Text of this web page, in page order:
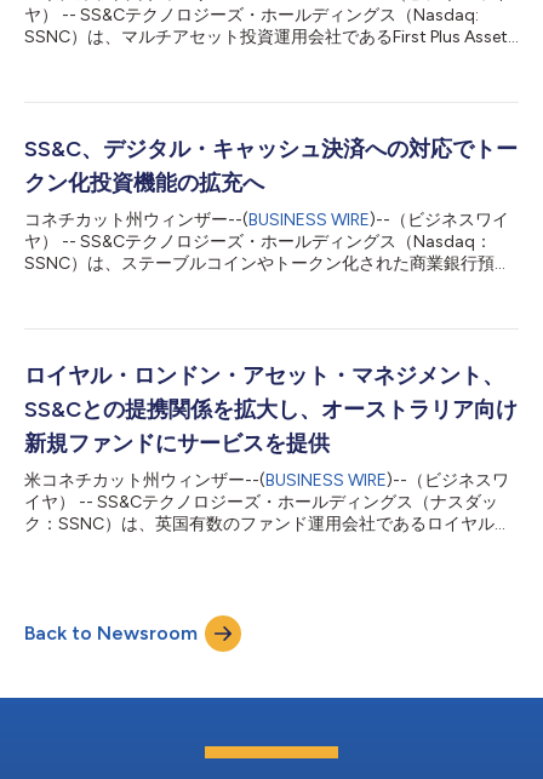
ヤ） -- SS&Cテクノロジーズ・ホールディングス（Nasdaq:
SSNC）は、マルチアセット投資運用会社であるFirst Plus Asset
は、投資ライフサイクル全体を通じてFirst Plusにサービスを提供
ーラブルな統合ソリューションを提供します。FPAMはSS&Cを活
用することで、拡大するクロスボーダー運用モデルに対応し、約
2億ドルの運用資産*をサポートする予定です。 「First Plusの拡
大に伴い、業務管理はますます複雑になっています」と、First
Plusの共同創設者兼CEOであるジェブ・リー氏は述べています。
「SS&Cのグローバルな事業展開と統合されたサービスにより、
ワークフローを容易に最適化できるため、リスク調整後リターン
SS&C、デジタル・キャッシュ決済への対応でトー
クン化投資機能の拡充へ
コネチカット州ウィンザー--(BUSINESS WIRE)--（ビジネスワイ
ヤ） -- SS&Cテクノロジーズ・ホールディングス（Nasdaq：
SSNC）は、ステーブルコインやトークン化された商業銀行預金
した。 今回の発表は、2025年のカラストーン買収後、SS&Cが
の立ち上げに成功したことを踏まえたものです。SS&Cはすで
に、資産運用会社が現在利用しているインフラと接続性を通じ
て、従来型投資ファンドをトークン化した商品として市場に投入
できるようにしており、従来型投資市場とデジタル投資市場の橋
渡しを支援しています。 トークン化投資商品への関心が高まり
続ける中、市場では、トークン化そのものにとどまらず、デジタ
ル取引を支えるために必要なインフラにも注目が向かっていま
す。SS&Cはすでにトークン化ファンドの発行・販売を可能にし
ロイヤル・ロンドン・アセット・マネジメント、
SS&Cとの提携関係を拡大し、オーストラリア向け
新規ファンドにサービスを提供
米コネチカット州ウィンザー--(BUSINESS WIRE)--（ビジネスワ
イヤ） -- SS&Cテクノロジーズ・ホールディングス（ナスダッ
ク：SSNC）は、英国有数のファンド運用会社であるロイヤル・
たに立ち上げる、以下を含むオーストラリア向けアクティブファ
ンドシリーズに対し、ファンド管理およびユニット登録サービス
を提供することになります。 Royal London Global Equity
ィ・ダイバーシファイド・ファンド） Royal London Global
クイティ・エンハンスド・ファンド） Royal London Global
Equity Select Fund（ロイヤル・ロンドン・グローバル・エクイ
Back to Newsroom